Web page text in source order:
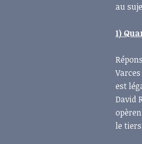
au
1)
est
David
le